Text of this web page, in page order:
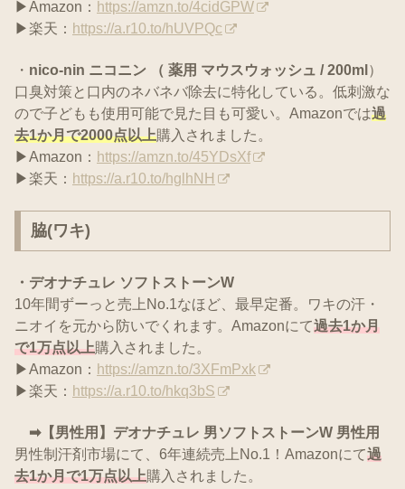
▶Amazon： https://amzn.to/4cidGPW
▶楽天： https://a.r10.to/hUVPQc
・ nico-nin ニコニン （ 薬用 マウスウォッシュ / 200ml ）
口臭対策と口内のネバネバ除去に特化している。低刺激な
ので子どもも使用可能で見た目も可愛い。Amazonでは過
去1か月で2000点以上購入されました。
▶Amazon： https://amzn.to/45YDsXf
▶楽天： https://a.r10.to/hglhNH
脇(ワキ)
・デオナチュレ ソフトストーンW
10年間ずーっと売上No.1なほど、最早定番。ワキの汗・
ニオイを元から防いでくれます。Amazonにて過去1か月
で1万点以上購入されました。
▶Amazon： https://amzn.to/3XFmPxk
▶楽天： https://a.r10.to/hkq3bS
➡【男性用】デオナチュレ 男ソフトストーンW 男性用
男性制汗剤市場にて、6年連続売上No.1！Amazonにて過
去1か月で1万点以上購入されました。